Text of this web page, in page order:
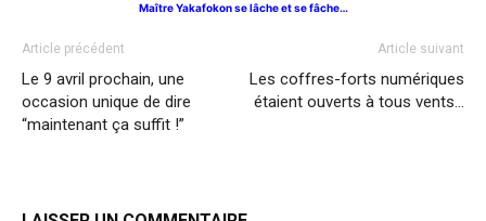
Maître Yakafokon selâche et se fâche…
Article précédent
Le 9 avril prochain, une
occasion unique de dire
“maintenant ça suffit !”
Article suivant
Les coffres-forts numériques
étaient ouverts à tous vents…